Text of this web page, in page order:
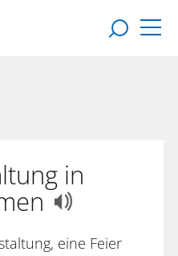
in
eine Feier